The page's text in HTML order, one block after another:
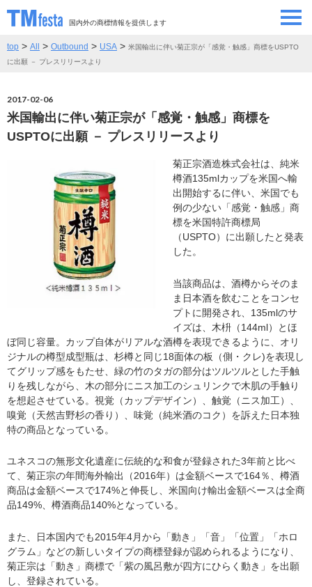
国内外の商標情報を提供します
SEMINAR/EVENT
CONTRIBUTORS 情報提供者
CONTACT お問い合わせ
top > All > Outbound > USA > 米国輸出に伴い菊正宗が「感覚・触感」商標をUSPTO
に出願 － プレスリリースより
2017-02-06
米国輸出に伴い菊正宗が「感覚・触感」商標を
USPTOに出願 － プレスリリースより
菊正宗酒造株式会社は、純米
樽酒135mlカップを米国へ輸
出開始するに伴い、米国でも
例の少ない「感覚・触感」商
標を米国特許商標局
（USPTO）に出願したと発表
した。
当該商品は、酒樽からそのま
ま日本酒を飲むことをコンセ
プトに開発され、135mlのサ
イズは、木枡（144ml）とほ
ぼ同じ容量。カップ自体がリアルな酒樽を表現できるように、オリ
ジナルの樽型成型瓶は、杉樽と同じ18面体の板（側・クレ)を表現し
てグリップ感をもたせ、緑の竹のタガの部分はツルツルとした手触
りを残しながら、木の部分にニス加工のシュリンクで木肌の手触り
を想起させている。視覚（カップデザイン）、触覚（ニス加工）、
嗅覚（天然吉野杉の香り）、味覚（純米酒のコク）を訴えた日本独
特の商品となっている。
ユネスコの無形文化遺産に伝統的な和食が登録された3年前と比べ
て、菊正宗の年間海外輸出（2016年）は金額ベースで164％、樽酒
商品は金額ベースで174%と伸長し、米国向け輸出金額ベースは全商
品149%、樽酒商品140%となっている。
また、日本国内でも2015年4月から「動き」「音」「位置」「ホロ
グラム」などの新しいタイプの商標登録が認められるようになり、
菊正宗は「動き」商標で「紫の風呂敷が四方にひらく動き」を出願
し、登録されている。